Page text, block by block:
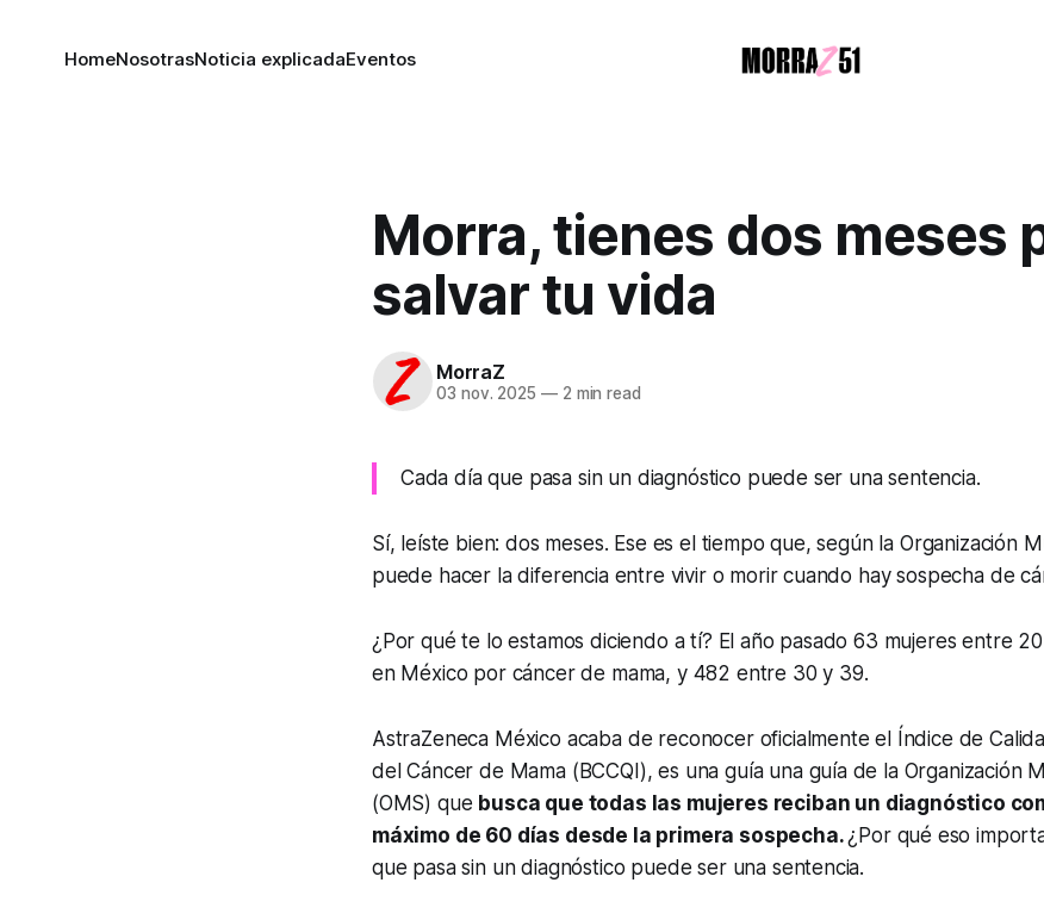
HomeNosotrasNoticia explicadaEventos
Morra, tienes dos meses
salvar tu vida
MorraZ
03 nov. 2025 —2 min read
Cada día que pasa sin un diagnóstico puede ser una sentencia.
Sí, leíste bien: dos meses. Ese es el tiempo que, según la Organización
puede hacer la diferencia entre vivir o morir cuando hay sospecha de
¿Por qué te lo estamos diciendo a tí? El año pasado 63 mujeres entre
en México por cáncer de mama, y 482 entre 30 y 39.
AstraZeneca México acaba de reconocer oficialmente el Índice de
del Cáncer de Mama (BCCQI), es una guía una guía de la Organización
(OMS) que busca que todas las mujeres reciban un diagnóstico
máximo de 60 días desde la primera sospecha.¿Por qué eso
que pasa sin un diagnóstico puede ser una sentencia.